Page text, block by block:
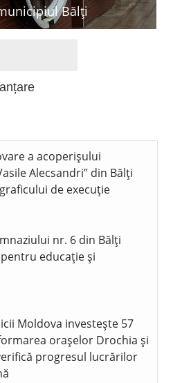
Bălți
a acoperișului
Alecsandri” din Bălți
de execuție
nr. 6 din Bălți
educație și
Moldova investește 57
orașelor Drochia și
progresul lucrărilor